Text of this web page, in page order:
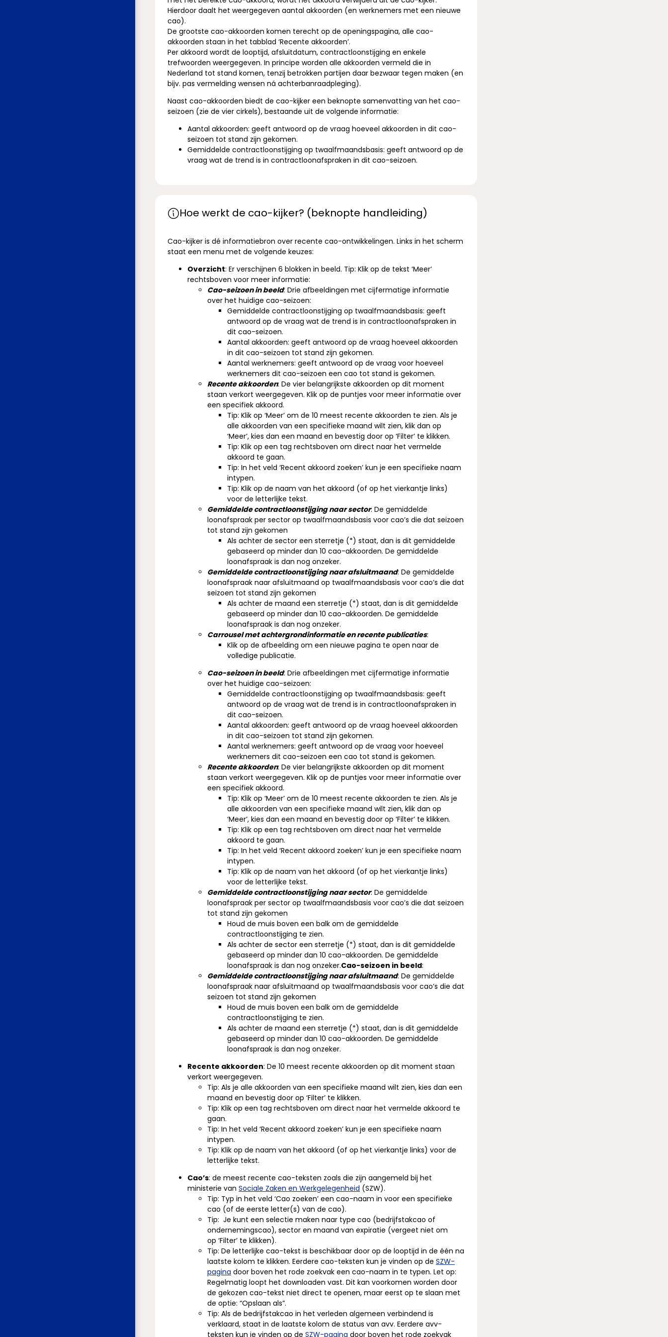
Hierdoor daalt het weergegeven aantal akkoorden (en werknemers met een nieuwe
cao).
De grootste cao-akkoorden komen terecht op de openingspagina, alle cao-
akkoorden staan in het tabblad ‘Recente akkoorden’.
Per akkoord wordt de looptijd, afsluitdatum, contractloonstijging en enkele
trefwoorden weergegeven. In principe worden alle akkoorden vermeld die in
Nederland tot stand komen, tenzij betrokken partijen daar bezwaar tegen maken (en
bijv. pas vermelding wensen ná achterbanraadpleging).
Naast cao-akkoorden biedt de cao-kijker een beknopte samenvatting van het cao-
seizoen (zie de vier cirkels), bestaande uit de volgende informatie:
Aantal akkoorden: geeft antwoord op de vraag hoeveel akkoorden in dit cao-
seizoen tot stand zijn gekomen.
Gemiddelde contractloonstijging op twaalfmaandsbasis: geeft antwoord op de
vraag wat de trend is in contractloonafspraken in dit cao-seizoen.
Hoe werkt de cao-kijker? (beknopte handleiding)
Cao-kijker is dé informatiebron over recente cao-ontwikkelingen. Links in het scherm
staat een menu met de volgende keuzes:
Overzicht: Er verschijnen 6 blokken in beeld. Tip: Klik op de tekst ‘Meer’
rechtsboven voor meer informatie:
Cao-seizoen in beeld: Drie afbeeldingen met cijfermatige informatie
over het huidige cao-seizoen:
Gemiddelde contractloonstijging op twaalfmaandsbasis: geeft
antwoord op de vraag wat de trend is in contractloonafspraken in
dit cao-seizoen.
Aantal akkoorden: geeft antwoord op de vraag hoeveel akkoorden
in dit cao-seizoen tot stand zijn gekomen.
Aantal werknemers: geeft antwoord op de vraag voor hoeveel
werknemers dit cao-seizoen een cao tot stand is gekomen.
Recente akkoorden: De vier belangrijkste akkoorden op dit moment
staan verkort weergegeven. Klik op de puntjes voor meer informatie over
een specifiek akkoord.
Tip: Klik op ‘Meer’ om de 10 meest recente akkoorden te zien. Als je
alle akkoorden van een specifieke maand wilt zien, klik dan op
‘Meer’, kies dan een maand en bevestig door op ‘Filter’ te klikken.
Tip: Klik op een tag rechtsboven om direct naar het vermelde
akkoord te gaan.
Tip: In het veld ‘Recent akkoord zoeken’ kun je een specifieke naam
intypen.
Tip: Klik op de naam van het akkoord (of op het vierkantje links)
voor de letterlijke tekst.
Gemiddelde contractloonstijging naar sector: De gemiddelde
loonafspraak per sector op twaalfmaandsbasis voor cao’s die dat seizoen
tot stand zijn gekomen
Als achter de sector een sterretje (*) staat, dan is dit gemiddelde
gebaseerd op minder dan 10 cao-akkoorden. De gemiddelde
loonafspraak is dan nog onzeker.
Gemiddelde contractloonstijging naar afsluitmaand: De gemiddelde
loonafspraak naar afsluitmaand op twaalfmaandsbasis voor cao’s die dat
seizoen tot stand zijn gekomen
Als achter de maand een sterretje (*) staat, dan is dit gemiddelde
gebaseerd op minder dan 10 cao-akkoorden. De gemiddelde
loonafspraak is dan nog onzeker.
Carrousel met achtergrondinformatie en recente publicaties:
Klik op de afbeelding om een nieuwe pagina te open naar de
volledige publicatie.
Cao-seizoen in beeld: Drie afbeeldingen met cijfermatige informatie
over het huidige cao-seizoen:
Gemiddelde contractloonstijging op twaalfmaandsbasis: geeft
antwoord op de vraag wat de trend is in contractloonafspraken in
dit cao-seizoen.
Aantal akkoorden: geeft antwoord op de vraag hoeveel akkoorden
in dit cao-seizoen tot stand zijn gekomen.
Aantal werknemers: geeft antwoord op de vraag voor hoeveel
werknemers dit cao-seizoen een cao tot stand is gekomen.
Recente akkoorden: De vier belangrijkste akkoorden op dit moment
staan verkort weergegeven. Klik op de puntjes voor meer informatie over
een specifiek akkoord.
Tip: Klik op ‘Meer’ om de 10 meest recente akkoorden te zien. Als je
alle akkoorden van een specifieke maand wilt zien, klik dan op
‘Meer’, kies dan een maand en bevestig door op ‘Filter’ te klikken.
Tip: Klik op een tag rechtsboven om direct naar het vermelde
akkoord te gaan.
Tip: In het veld ‘Recent akkoord zoeken’ kun je een specifieke naam
intypen.
Tip: Klik op de naam van het akkoord (of op het vierkantje links)
voor de letterlijke tekst.
Gemiddelde contractloonstijging naar sector: De gemiddelde
loonafspraak per sector op twaalfmaandsbasis voor cao’s die dat seizoen
tot stand zijn gekomen
Houd de muis boven een balk om de gemiddelde
contractloonstijging te zien.
Als achter de sector een sterretje (*) staat, dan is dit gemiddelde
gebaseerd op minder dan 10 cao-akkoorden. De gemiddelde
loonafspraak is dan nog onzeker.Cao-seizoen in beeld:
Gemiddelde contractloonstijging naar afsluitmaand: De gemiddelde
loonafspraak naar afsluitmaand op twaalfmaandsbasis voor cao’s die dat
seizoen tot stand zijn gekomen
Houd de muis boven een balk om de gemiddelde
contractloonstijging te zien.
Als achter de maand een sterretje (*) staat, dan is dit gemiddelde
gebaseerd op minder dan 10 cao-akkoorden. De gemiddelde
loonafspraak is dan nog onzeker.
Recente akkoorden: De 10 meest recente akkoorden op dit moment staan
verkort weergegeven.
Tip: Als je alle akkoorden van een specifieke maand wilt zien, kies dan een
maand en bevestig door op ‘Filter’ te klikken.
Tip: Klik op een tag rechtsboven om direct naar het vermelde akkoord te
gaan.
Tip: In het veld ‘Recent akkoord zoeken’ kun je een specifieke naam
intypen.
Tip: Klik op de naam van het akkoord (of op het vierkantje links) voor de
letterlijke tekst.
Cao’s: de meest recente cao-teksten zoals die zijn aangemeld bij het
ministerie van Sociale Zaken en Werkgelegenheid (SZW).
Tip: Typ in het veld ‘Cao zoeken’ een cao-naam in voor een specifieke
cao (of de eerste letter(s) van de cao).
Tip: Je kunt een selectie maken naar type cao (bedrijfstakcao of
ondernemingscao), sector en maand van expiratie (vergeet niet om
op ‘Filter’ te klikken).
Tip: De letterlijke cao-tekst is beschikbaar door op de looptijd in de één na
laatste kolom te klikken. Eerdere cao-teksten kun je vinden op de SZW-
pagina door boven het rode zoekvak een cao-naam in te typen. Let op:
Regelmatig loopt het downloaden vast. Dit kan voorkomen worden door
de gekozen cao-tekst niet direct te openen, maar eerst op te slaan met
de optie: “Opslaan als”.
Tip: Als de bedrijfstakcao in het verleden algemeen verbindend is
verklaard, staat in de laatste kolom de status van avv. Eerdere avv-
teksten kun je vinden op de SZW-pagina door boven het rode zoekvak